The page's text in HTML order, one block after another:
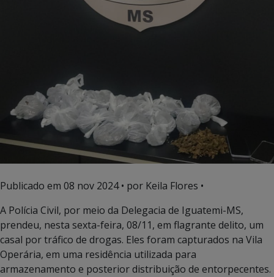
Publicado em 08 nov 2024• por Keila Flores •
A Polícia Civil, por meio da Delegacia de Iguatemi-MS,
prendeu, nesta sexta-feira, 08/11, em flagrante delito, um
casal por tráfico de drogas. Eles foram capturados na Vila
Operária, em uma residência utilizada para
armazenamento e posterior distribuição de entorpecentes.